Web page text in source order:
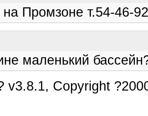
Промзоне т.54-46-92
маленький
v3.8.1, Copyright